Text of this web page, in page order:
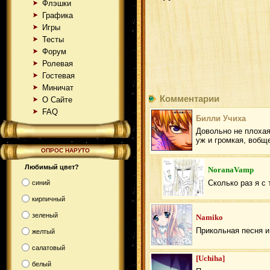
Флэшки
Графика
Игры
Тесты
Форум
Ролевая
Гостевая
Миничат
О Сайте
FAQ
ОПРОС НАРУТО
Любимый цвет?
синий
кирпичный
зеленый
желтый
салатовый
белый
Комментарии
Билли Учиха
Довольно не
уж и громкая,
NoranaVamp
Сколько раз я с
Namiko
Прикольная песня
[Uchiha]